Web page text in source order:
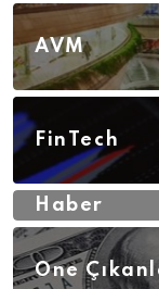
AVM
FinTech
Haber
Öne